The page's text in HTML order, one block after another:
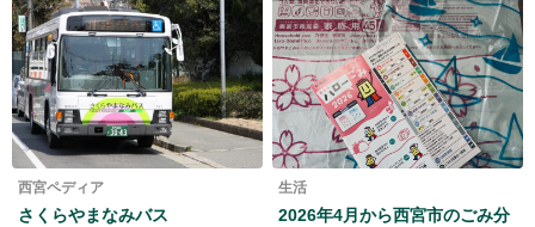
西宮ペディア
さくらやまなみバス
生活
2026年4月から西宮市のごみ分